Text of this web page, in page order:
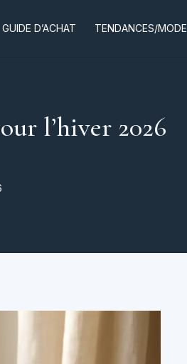
GUIDE D’ACHAT TENDANCES/MODE
l’hiver 2026